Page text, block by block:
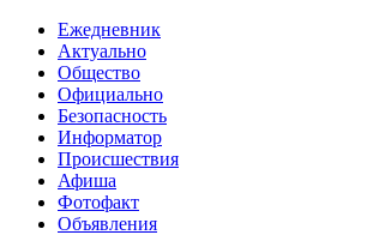
Ежедневник
Актуально
Общество
Официально
Безопасность
Информатор
Происшествия
Афиша
Фотофакт
Объявления